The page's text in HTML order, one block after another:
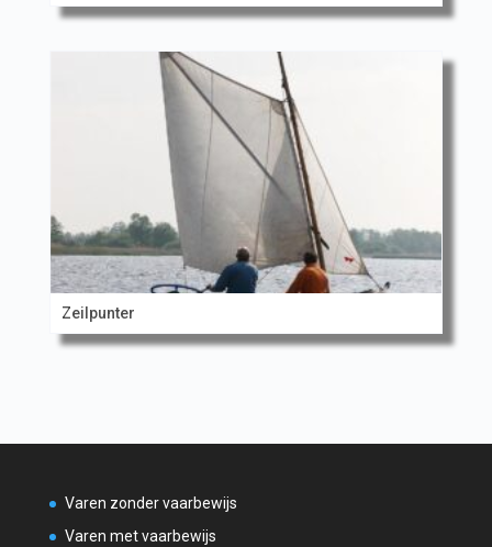
Zeilpunter
Varen zonder vaarbewijs
Varen met vaarbewijs